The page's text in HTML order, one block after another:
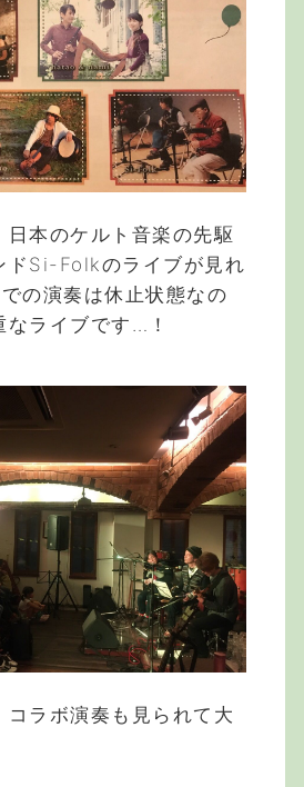
日本のケルト音楽の先駆
ドSi-Folkのライブが見れ
の演奏は休止状態なの
なライブです…！
コラボ演奏も見られて大